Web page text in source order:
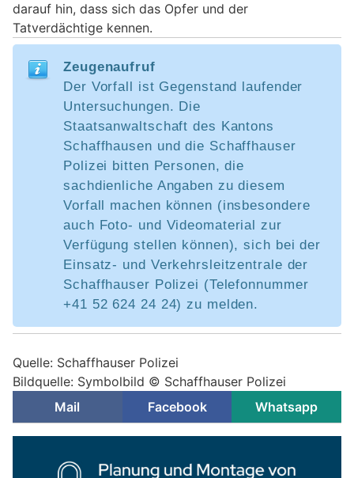
darauf hin, dass sich das Opfer und der
Tatverdächtige kennen.
Zeugenaufruf
Der Vorfall ist Gegenstand laufender
Untersuchungen. Die
Staatsanwaltschaft des Kantons
Schaffhausen und die Schaffhauser
Polizei bitten Personen, die
sachdienliche Angaben zu diesem
Vorfall machen können (insbesondere
auch Foto- und Videomaterial zur
Verfügung stellen können), sich bei der
Einsatz- und Verkehrsleitzentrale der
Schaffhauser Polizei (Telefonnummer
+41 52 624 24 24) zu melden.
Quelle: Schaffhauser Polizei
Bildquelle: Symbolbild © Schaffhauser Polizei
Mail
Facebook Whatsapp